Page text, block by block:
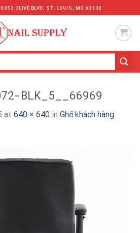
OLIVE BLVD, ST. LOUIS, MO 63130
BLK_5__66969
at 640 × 640 in Ghế khách hàng